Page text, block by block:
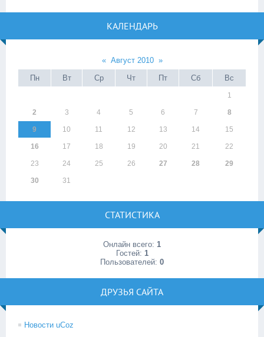
КАЛЕНДАРЬ
« Август 2010 »
Пн
Вт Ср Чт Пт Сб Вс
1
2 3 4 5 6 7 8
9 10 11 12 13 14 15
16 17 18 19 20 21 22
23 24 25 26 27 28 29
30 31
СТАТИСТИКА
Онлайн всего: 1
Гостей: 1
Пользователей: 0
ДРУЗЬЯ САЙТА
Новости uCoz